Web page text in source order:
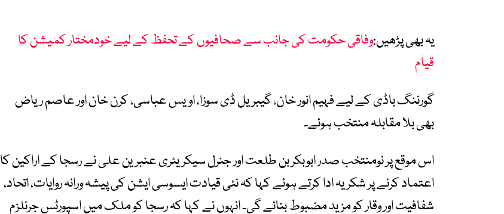
یہ بھی پڑھیں:وفاقی حکومت کی جانب سے صحافیوں کے تحفظ کے لیے خودمختار کمیشن کا
قیام
گورننگ باڈی کے لیے فہیم انور خان، گیبریل ڈی سوزا، اویس عباسی، کرن خان اور عاصم ریاض
بھی بلا مقابلہ منتخب ہوئے۔
اس موقع پر نومنتخب صدر ابوبکر بن طلعت اور جنرل سیکریٹری عنبرین علی نے رسجا کے اراکین کا
اعتماد کرنے پر شکریہ ادا کرتے ہوئے کہا کہ نئی قیادت ایسوسی ایشن کی پیشہ ورانہ روایات، اتحاد،
شفافیت اور وقار کو مزید مضبوط بنائے گی۔ انہوں نے کہا کہ رسجا کو ملک میں اسپورٹس جرنلزم